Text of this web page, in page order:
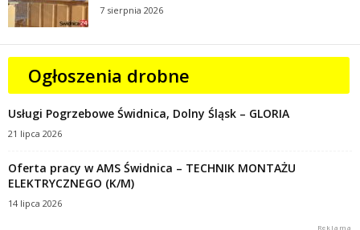
7 sierpnia 2026
Ogłoszenia drobne
Usługi Pogrzebowe Świdnica, Dolny Śląsk – GLORIA
21 lipca 2026
Oferta pracy w AMS Świdnica – TECHNIK MONTAŻU
ELEKTRYCZNEGO (K/M)
14 lipca 2026